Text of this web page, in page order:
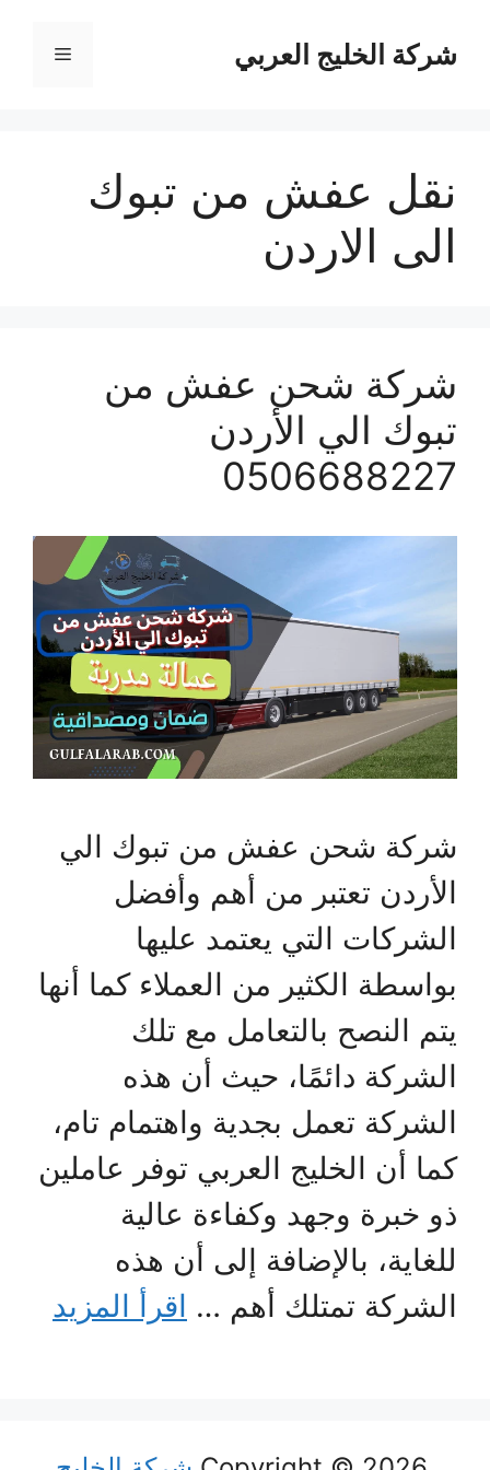
المحتوىشركة الخليج العربي القائمة
نقل عفش من تبوك
الى الاردن
شركة شحن عفش من
تبوك الي الأردن
0506688227
شركة شحن عفش من تبوك الي
الأردن تعتبر من أهم وأفضل
الشركات التي يعتمد عليها
بواسطة الكثير من العملاء كما أنها
يتم النصح بالتعامل مع تلك
الشركة دائمًا، حيث أن هذه
الشركة تعمل بجدية واهتمام تام،
كما أن الخليج العربي توفر عاملين
ذو خبرة وجهد وكفاءة عالية
للغاية، بالإضافة إلى أن هذه
الشركة تمتلك أهم … اقرأ المزيد